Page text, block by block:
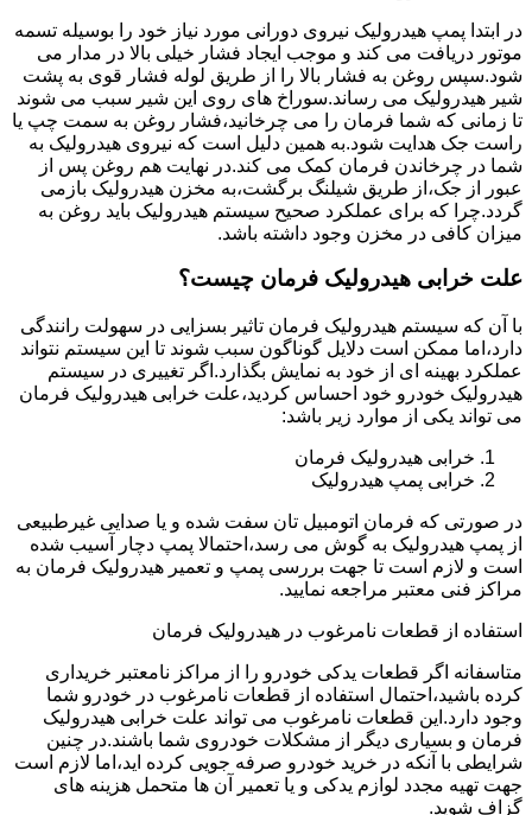
در ابتدا پمپ هیدرولیک نیروی دورانی مورد نیاز خود را بوسیله تسمه
موتور دریافت می کند و موجب ایجاد فشار خیلی بالا در مدار می
شود.سپس روغن به فشار بالا را از طریق لوله فشار قوی به پشت
شیر هیدرولیک می رساند.سوراخ های روی این شیر سبب می شوند
تا زمانی که شما فرمان را می چرخانید،فشار روغن به سمت چپ یا
راست جک هدایت شود.به همین دلیل است که نیروی هیدرولیک به
شما در چرخاندن فرمان کمک می کند.در نهایت هم روغن پس از
عبور از جک،از طریق شیلنگ برگشت،به مخزن هیدرولیک بازمی
گردد.چرا که برای عملکرد صحیح سیستم هیدرولیک باید روغن به
میزان کافی در مخزن وجود داشته باشد.
علت خرابی هیدرولیک فرمان چیست؟
با آن که سیستم هیدرولیک فرمان تاثیر بسزایی در سهولت رانندگی
دارد،اما ممکن است دلایل گوناگون سبب شوند تا این سیستم نتواند
عملکرد بهینه ای از خود به نمایش بگذارد.اگر تغییری در سیستم
هیدرولیک خودرو خود احساس کردید،علت خرابی هیدرولیک فرمان
می تواند یکی از موارد زیر باشد:
خرابی هیدرولیک فرمان
خرابی پمپ هیدرولیک
در صورتی که فرمان اتومبیل تان سفت شده و یا صدایی غیرطبیعی
از پمپ هیدرولیک به گوش می رسد،احتمالا پمپ دچار آسیب شده
است و لازم است تا جهت بررسی پمپ و تعمیر هیدرولیک فرمان به
مراکز فنی معتبر مراجعه نمایید.
استفاده از قطعات نامرغوب در هیدرولیک فرمان
متاسفانه اگر قطعات یدکی خودرو را از مراکز نامعتبر خریداری
کرده باشید،احتمال استفاده از قطعات نامرغوب در خودرو شما
وجود دارد.این قطعات نامرغوب می تواند علت خرابی هیدرولیک
فرمان و بسیاری دیگر از مشکلات خودروی شما باشند.در چنین
شرایطی با آنکه در خرید خودرو صرفه جویی کرده اید،اما لازم است
جهت تهیه مجدد لوازم یدکی و یا تعمیر آن ها متحمل هزینه های
گزاف شوید.